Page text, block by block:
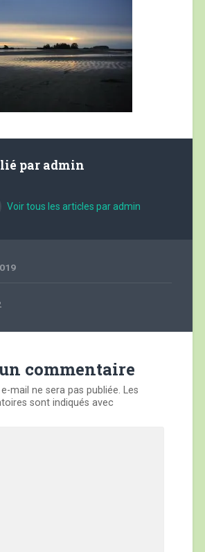
par admin
Voir tous les articles par admin
commentaire
mail ne sera pas publiée. Les
sont indiqués avec